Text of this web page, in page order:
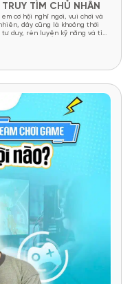
TÌM CHỦ NHÂN
cơ hội nghỉ ngơi, vui chơi và
đây cũng là khoảng thời
duy, rèn luyện kỹ năng và tìm